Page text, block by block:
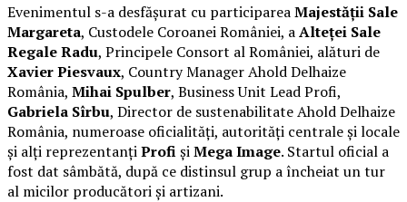
Evenimentul s-a desfășurat cu participareaMajestății Sale
Margareta, Custodele Coroanei României, aAlteței Sale
Regale Radu, Principele Consort al României, alături de
Xavier Piesvaux, Country Manager Ahold Delhaize
România, Mihai Spulber, Business Unit Lead Profi,
Gabriela Sîrbu, Director de sustenabilitate Ahold Delhaize
România, numeroase oficialități, autorități centrale și locale
și alți reprezentanțiProfișiMega Image. Startul oficial a
fost dat sâmbătă, după ce distinsul grup a încheiat un tur
al micilor producători și artizani.